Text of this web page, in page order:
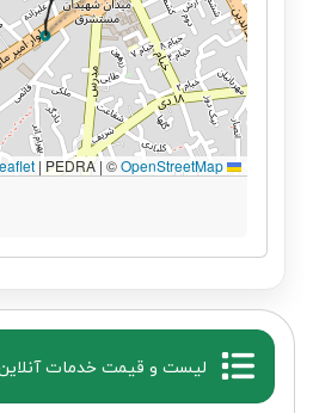
| PEDRA | ©OpenStreetMap
لیست و قیمت خدمات